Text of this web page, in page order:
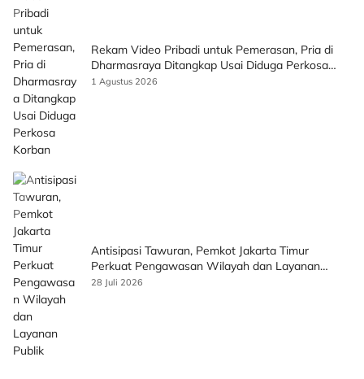
Rekam Video Pribadi untuk Pemerasan, Pria di
Dharmasraya Ditangkap Usai Diduga Perkosa
Korban
1 Agustus 2026
Antisipasi Tawuran, Pemkot Jakarta Timur
Perkuat Pengawasan Wilayah dan Layanan
Publik
28 Juli 2026